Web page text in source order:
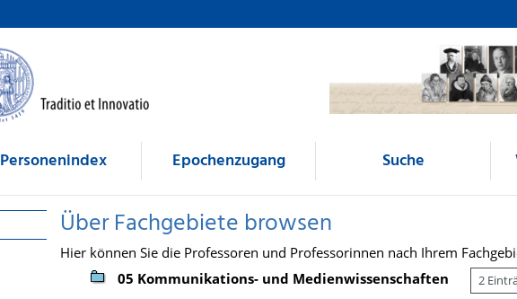
Personenindex Epochenzugang Suche
Über Fachgebiete browsen
Hier können Sie die Professoren und Professorinnen nach Ihrem
05 Kommunikations- und Medienwissenschaften
2